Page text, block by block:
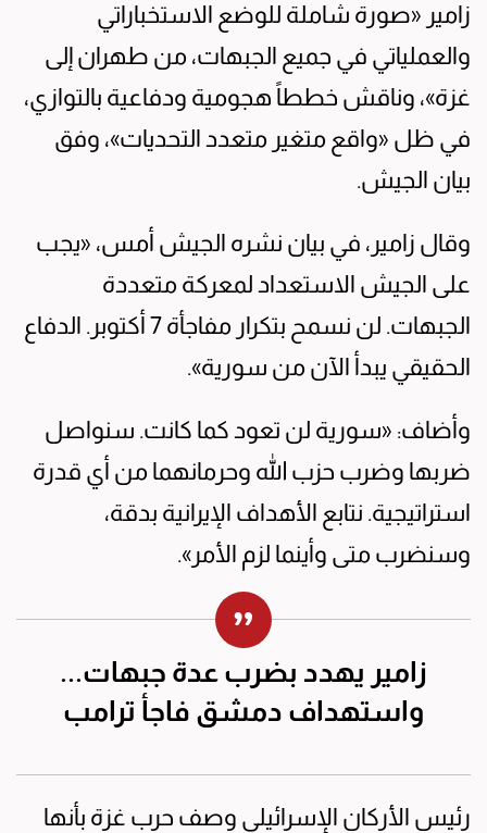
زامير «صورة شاملة للوضع الاستخباراتي
والعملياتي في جميع الجبهات، من طهران إلى
غزة»، وناقش خططاً هجومية ودفاعية بالتوازي،
في ظل «واقع متغير متعدد التحديات»، وفق
بيان الجيش.
وقال زامير، في بيان نشره الجيش أمس، «يجب
على الجيش الاستعداد لمعركة متعددة
الجبهات. لن نسمح بتكرار مفاجأة 7 أكتوبر. الدفاع
الحقيقي يبدأ الآن من سورية».
وأضاف: «سورية لن تعود كما كانت. سنواصل
ضربها وضرب حزب الله وحرمانهما من أي قدرة
استراتيجية. نتابع الأهداف الإيرانية بدقة،
وسنضرب متى وأينما لزم الأمر».
زامير يهدد بضرب عدة جبهات...
واستهداف دمشق فاجأ ترامب
رئيس الأركان الإسرائيلي وصف حرب غزة بأنها